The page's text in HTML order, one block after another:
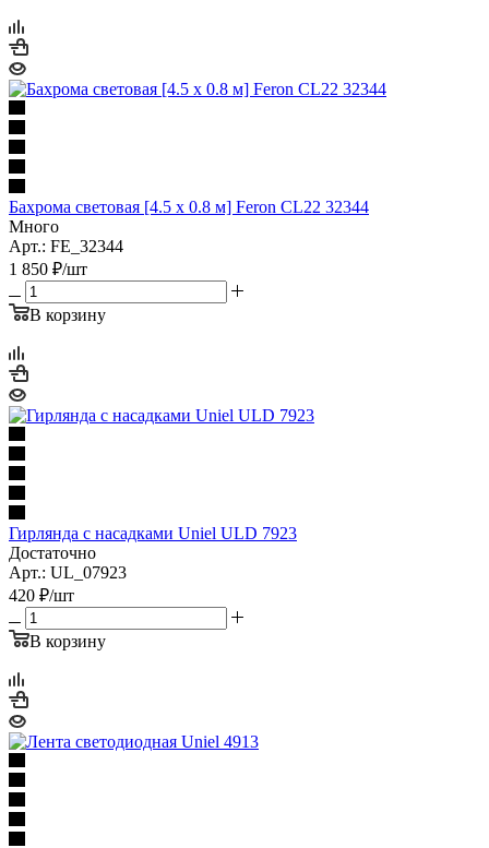
Бахрома световая [4.5 x 0.8 м] Feron CL22 32344
Много
Арт.: FE_32344
1 850 ₽/шт
В корзину
Гирлянда с насадками Uniel ULD 7923
Достаточно
Арт.: UL_07923
420 ₽/шт
В корзину